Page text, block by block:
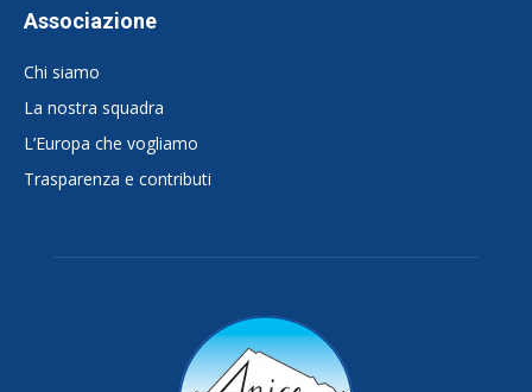
Associazione
Chi siamo
La nostra squadra
L’Europa che vogliamo
Trasparenza e contributi